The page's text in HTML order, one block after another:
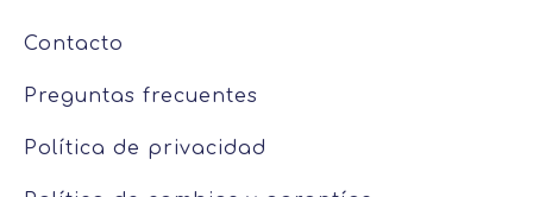
Contacto
Preguntas frecuentes
Política de privacidad